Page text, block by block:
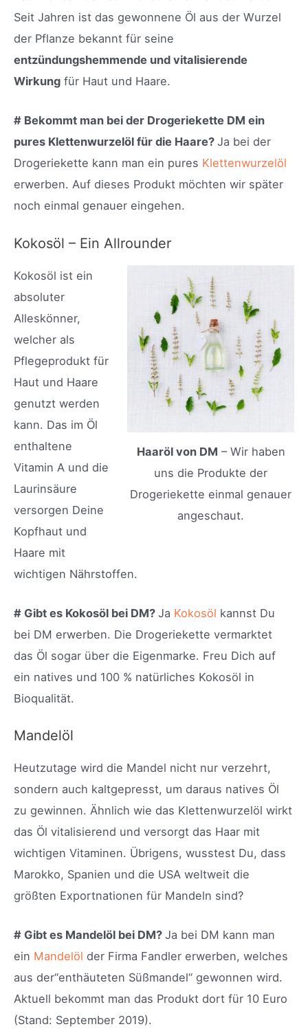
Seit Jahren ist das gewonnene Öl aus der Wurzel
der Pflanze bekannt für seine
entzündungshemmende und vitalisierende
Wirkung für Haut und Haare.
# Bekommt man bei der Drogeriekette DM ein
pures Klettenwurzelöl für die Haare? Ja bei der
Drogeriekette kann man ein pures Klettenwurzelöl
erwerben. Auf dieses Produkt möchten wir später
noch einmal genauer eingehen.
Kokosöl – Ein Allrounder
Haaröl von DM – Wir haben
uns die Produkte der
Drogeriekette einmal genauer
angeschaut.
Kokosöl ist ein
absoluter
Alleskönner,
welcher als
Pflegeprodukt für
Haut und Haare
genutzt werden
kann. Das im Öl
enthaltene
Vitamin A und die
Laurinsäure
versorgen Deine
Kopfhaut und
Haare mit
wichtigen Nährstoffen.
# Gibt es Kokosöl bei DM? Ja Kokosöl kannst Du
bei DM erwerben. Die Drogeriekette vermarktet
das Öl sogar über die Eigenmarke. Freu Dich auf
ein natives und 100 % natürliches Kokosöl in
Bioqualität.
Mandelöl
Heutzutage wird die Mandel nicht nur verzehrt,
sondern auch kaltgepresst, um daraus natives Öl
zu gewinnen. Ähnlich wie das Klettenwurzelöl wirkt
das Öl vitalisierend und versorgt das Haar mit
wichtigen Vitaminen. Übrigens, wusstest Du, dass
Marokko, Spanien und die USA weltweit die
größten Exportnationen für Mandeln sind?
# Gibt es Mandelöl bei DM? Ja bei DM kann man
ein Mandelöl der Firma Fandler erwerben, welches
aus der“enthäuteten Süßmandel“ gewonnen wird.
Aktuell bekommt man das Produkt dort für 10 Euro
(Stand: September 2019).